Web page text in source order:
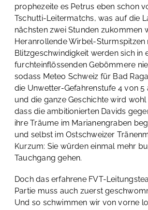
prophezeite es Petrus eben schon
Tschutti-Leitermatchs, was auf die
nächsten zwei Stunden zukommen
Heranrollende Wirbel-Sturmspitzen
Blitzgeschwindigkeit werden sich in
furchteinflössenden Gebömmere
sodass Meteo Schweiz für Bad
die Unwetter-Gefahrenstufe 4 von 5
und die ganze Geschichte wird
dass die ambitionierten Davids
ihre Träume im Marianengraben
und selbst im Ostschweizer
Kurzum: Sie würden einmal mehr
Tauchgang gehen.
Doch das erfahrene FVT-
Partie muss auch zuerst
Und so schwimmen wir von vorne